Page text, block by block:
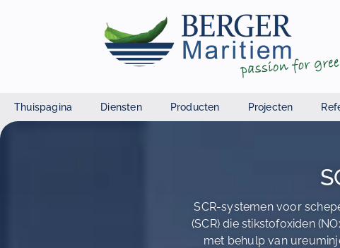
Thuispagina Diensten Producten Projecten
SCR-systemen voor
(SCR) die stikstofoxiden
met behulp van